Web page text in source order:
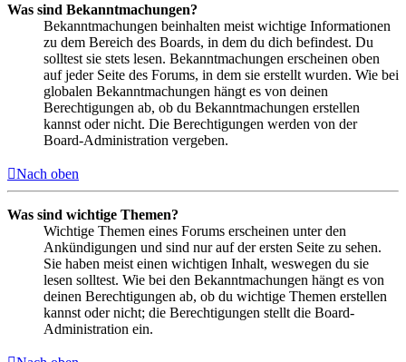
Was sind Bekanntmachungen?
Bekanntmachungen beinhalten meist wichtige Informationen
zu dem Bereich des Boards, in dem du dich befindest. Du
solltest sie stets lesen. Bekanntmachungen erscheinen oben
auf jeder Seite des Forums, in dem sie erstellt wurden. Wie bei
globalen Bekanntmachungen hängt es von deinen
Berechtigungen ab, ob du Bekanntmachungen erstellen
kannst oder nicht. Die Berechtigungen werden von der
Board-Administration vergeben.
Nach oben
Was sind wichtige Themen?
Wichtige Themen eines Forums erscheinen unter den
Ankündigungen und sind nur auf der ersten Seite zu sehen.
Sie haben meist einen wichtigen Inhalt, weswegen du sie
lesen solltest. Wie bei den Bekanntmachungen hängt es von
deinen Berechtigungen ab, ob du wichtige Themen erstellen
kannst oder nicht; die Berechtigungen stellt die Board-
Administration ein.